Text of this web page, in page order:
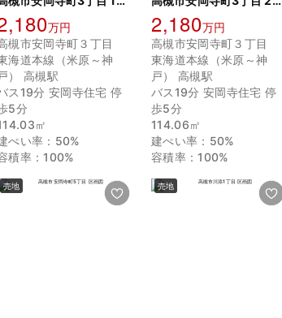
万円
槻市安岡寺町３丁目
海道本線（米原～神
） 高槻駅
ス19分 安岡寺住宅 停
5分
㎡
ぺい率：50%
積率：100%
2,180万円
高槻市安岡寺町３丁目
東海道本線（米原～神
戸） 高槻駅
バス19分 安岡寺住宅 停
歩5分
114.06㎡
建ぺい率：50%
容積率：100%
売地 売地